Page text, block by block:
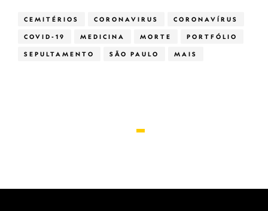
CEMITÉRIOS CORONAVIRUS CORONAVÍRUS
COVID-19 MEDICINA MORTE PORTFÓLIO
SEPULTAMENTO SÃO PAULO MAIS